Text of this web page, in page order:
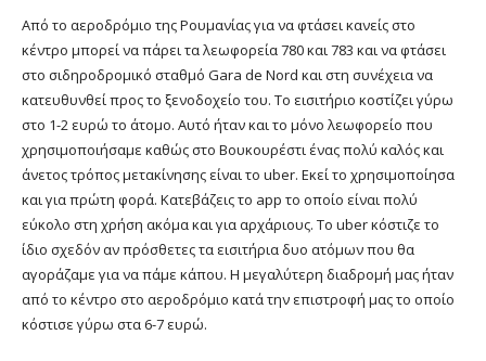
Από το αεροδρόμιο της Ρουμανίας για να φτάσει κανείς στο
κέντρο μπορεί να πάρει τα λεωφορεία 780 και 783 και να φτάσει
στο σιδηροδρομικό σταθμό Gara de Nord και στη συνέχεια να
κατευθυνθεί προς το ξενοδοχείο του. Το εισιτήριο κοστίζει γύρω
στο 1-2 ευρώ το άτομο. Αυτό ήταν και το μόνο λεωφορείο που
χρησιμοποιήσαμε καθώς στο Βουκουρέστι ένας πολύ καλός και
άνετος τρόπος μετακίνησης είναι το uber. Εκεί το χρησιμοποίησα
και για πρώτη φορά. Κατεβάζεις το app το οποίο είναι πολύ
εύκολο στη χρήση ακόμα και για αρχάριους. Το uber κόστιζε το
ίδιο σχεδόν αν πρόσθετες τα εισιτήρια δυο ατόμων που θα
αγοράζαμε για να πάμε κάπου. Η μεγαλύτερη διαδρομή μας ήταν
από το κέντρο στο αεροδρόμιο κατά την επιστροφή μας το οποίο
κόστισε γύρω στα 6-7 ευρώ.